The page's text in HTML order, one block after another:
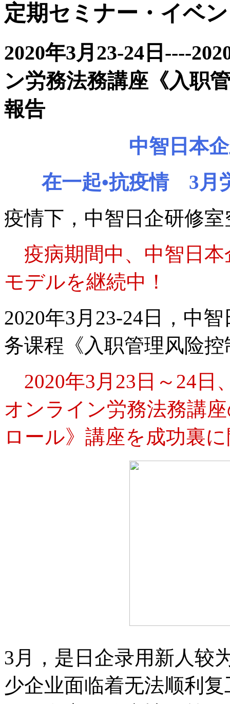
定期セミナー・イベ
2020年3月23-24日----
ン労務法務講座《入职
報告
中智日本
在一起•抗疫情 3月
疫情下，中智日企研修
疫病期間中、中智日
モデルを継続中！
2020年3月23-24日，中
务课程《入职管理风险
2020年3月23日～24
オンライン労務法務講
ロール》講座を成功裏
3月，是日企录用新人较
少企业面临着无法顺利